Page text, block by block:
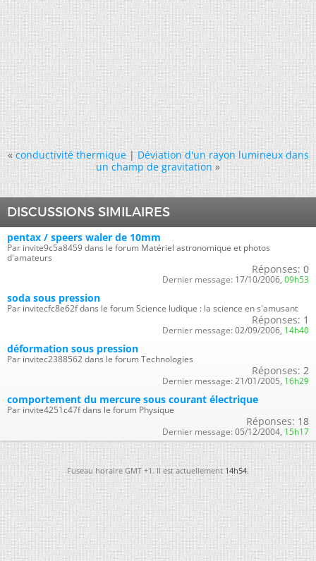
« conductivité thermique|Déviation d'un rayon lumineux dans
un champ de gravitation »
DISCUSSIONS SIMILAIRES
pentax / speers waler de 10mm
Par invite9c5a8459 dans le forum Matériel astronomique et photos
d'amateurs
Réponses: 0
Dernier message: 17/10/2006, 09h53
soda sous pression
Par invitecfc8e62f dans le forum Science ludique : la science en s'amusant
Réponses: 1
Dernier message: 02/09/2006, 14h40
déformation sous pression
Par invitec2388562 dans le forum Technologies
Réponses: 2
Dernier message: 21/01/2005, 16h29
comportement du mercure sous courant électrique
Par invite4251c47f dans le forum Physique
Réponses: 18
Dernier message: 05/12/2004, 15h17
Fuseau horaire GMT +1. Il est actuellement 14h54.